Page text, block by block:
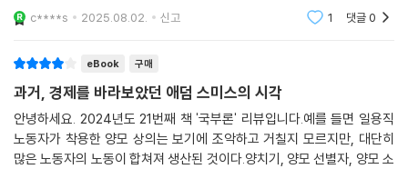
프랑스 혁명이 발생하는 요인으로 작용한다.
『국부론』에서 다룬 아메리카의 식민지화와 동인도(아시아)와의 확대 무
역은 스미스 당시의 유럽에 새로운 소비주의 문화를 일으켰다. 설탕, 커피,
담배는 유럽 시장에서 폭발적인 수요를 불러일으켰고 차례로 남북 아메리
카 농장주들의 수익성을 크게 높여주었다. 스미스는 『국부론』에서 이런 물
품 교역을 소상히 다룬다.
c****s 2025.08.02. 신고 1 댓글0
eBook 구매
과거, 경제를 바라보았던 애덤 스미스의 시각
안녕하세요. 2024년도 21번째 책 '국부론' 리뷰입니다.예를 들면 일용직
노동자가 착용한 양모 상의는 보기에 조악하고 거칠지 모르지만, 대단히
많은 노동자의 노동이 합쳐져 생산된 것이다.양치기, 양모 선별자, 양모 소